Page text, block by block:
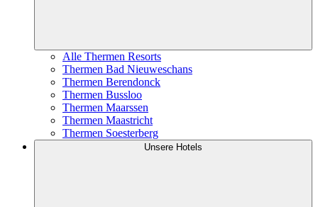
Alle Thermen Resorts
Thermen Bad Nieuweschans
Thermen Berendonck
Thermen Bussloo
Thermen Maarssen
Thermen Maastricht
Thermen Soesterberg
Unsere Hotels